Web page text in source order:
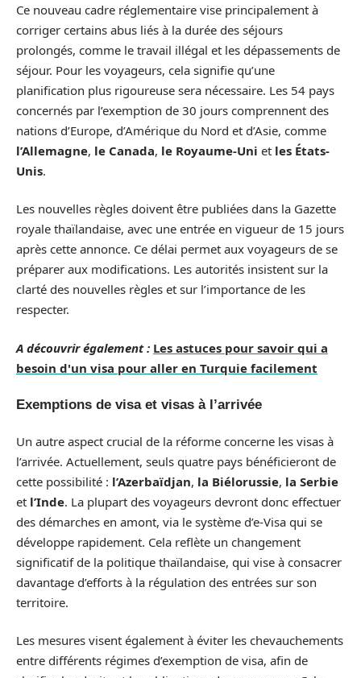
Ce nouveau cadre réglementaire vise principalement à
corriger certains abus liés à la durée des séjours
prolongés, comme le travail illégal et les dépassements de
séjour. Pour les voyageurs, cela signifie qu’une
planification plus rigoureuse sera nécessaire. Les 54 pays
concernés par l’exemption de 30 jours comprennent des
nations d’Europe, d’Amérique du Nord et d’Asie, comme
l’Allemagne, le Canada, le Royaume-Uni et les États-
Unis.
Les nouvelles règles doivent être publiées dans la Gazette
royale thaïlandaise, avec une entrée en vigueur de 15 jours
après cette annonce. Ce délai permet aux voyageurs de se
préparer aux modifications. Les autorités insistent sur la
clarté des nouvelles règles et sur l’importance de les
respecter.
A découvrir également : Les astuces pour savoir qui a
besoin d'un visa pour aller en Turquie facilement
Exemptions de visa et visas à l’arrivée
Un autre aspect crucial de la réforme concerne les visas à
l’arrivée. Actuellement, seuls quatre pays bénéficieront de
cette possibilité : l’Azerbaïdjan, la Biélorussie, la Serbie
et l’Inde. La plupart des voyageurs devront donc effectuer
des démarches en amont, via le système d’e-Visa qui se
développe rapidement. Cela reflète un changement
significatif de la politique thaïlandaise, qui vise à consacrer
davantage d’efforts à la régulation des entrées sur son
territoire.
Les mesures visent également à éviter les chevauchements
entre différents régimes d’exemption de visa, afin de